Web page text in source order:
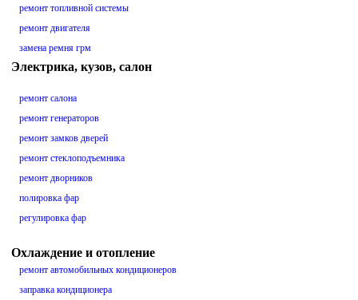
ремонт топливной системы
ремонт двигателя
замена ремня грм
Электрика, кузов, салон
ремонт салона
ремонт генераторов
ремонт замков дверей
ремонт стеклоподъемника
ремонт дворников
полировка фар
регулировка фар
Охлаждение и отопление
ремонт автомобильных кондиционеров
заправка кондиционера